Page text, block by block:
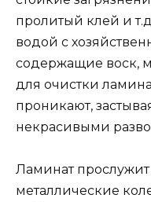
пролитый клей и
водой с
содержащие воск,
для очистки
проникают,
некрасивыми
Ламинат
металлические